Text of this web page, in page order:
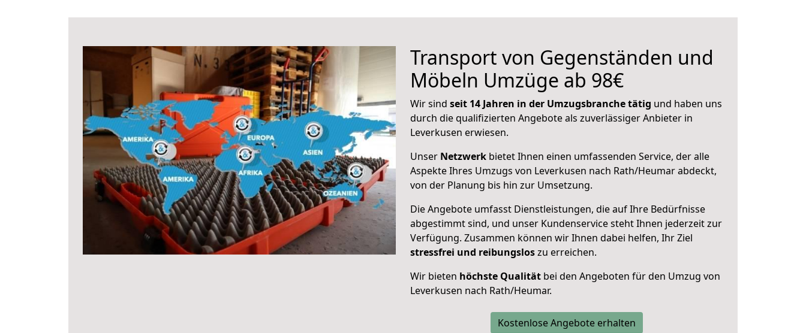
Transport von Gegenständen und
Möbeln Umzüge ab 98€
Wir sind seit 14 Jahren in der Umzugsbranche tätig und haben uns
durch die qualifizierten Angebote als zuverlässiger Anbieter in
Leverkusen erwiesen.
Unser Netzwerk bietet Ihnen einen umfassenden Service, der alle
Aspekte Ihres Umzugs von Leverkusen nach Rath/Heumar abdeckt,
von der Planung bis hin zur Umsetzung.
Die Angebote umfasst Dienstleistungen, die auf Ihre Bedürfnisse
abgestimmt sind, und unser Kundenservice steht Ihnen jederzeit zur
Verfügung. Zusammen können wir Ihnen dabei helfen, Ihr Ziel
stressfrei und reibungsloszu erreichen.
Wir bieten höchste Qualität bei den Angeboten für den Umzug von
Leverkusen nach Rath/Heumar.
Kostenlose Angebote erhalten